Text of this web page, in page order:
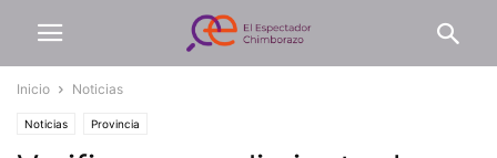
Inicio Noticias
Noticias Provincia